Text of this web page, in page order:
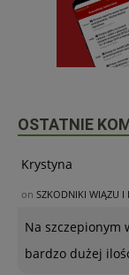
OSTATNIE
Krystyna
on SZKODNIKI WIĄZU I
Na szczepionym
bardzo dużej